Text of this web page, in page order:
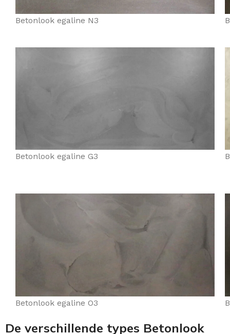
Betonlook egaline N3
Betonlook egaline G3
Betonlook egaline O3
De verschillende types Betonlook